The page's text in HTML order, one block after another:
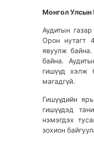
Монгол Улсын
Аудитын
Орон нутагт
явуулж
байна.
гишүүд хэлж
магадгүй.
Гишүүдийн
гишүүдэд
нэмэгдэх
зохион